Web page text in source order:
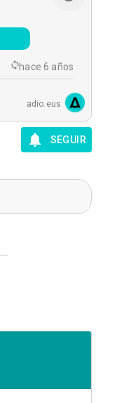
hace 6 años
adio.eus
SEGUIR